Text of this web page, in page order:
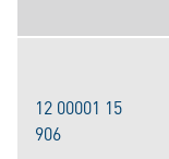
12 00001 15
906